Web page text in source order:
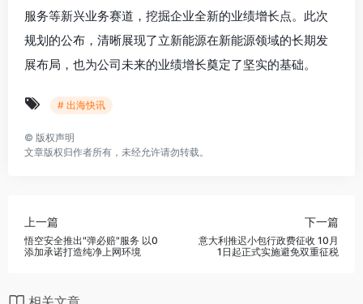
服务等新兴业务赛道，挖掘企业全新的业绩增长点。此次
规划的公布，清晰展现了立新能源在新能源领域的长期发
展布局，也为公司未来的业绩增长奠定了坚实的基础。
# 出海快讯
© 版权声明
文章版权归作者所有，未经允许请勿转载。
上一篇
悟空安全推出"弹必赔"服务 以0
添加承诺打造纯净上网环境
下一篇
意大利推迟小包行政费征收 10月
1日起正式实施避免双重征税